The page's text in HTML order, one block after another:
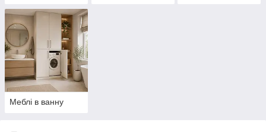
Меблі в ванну